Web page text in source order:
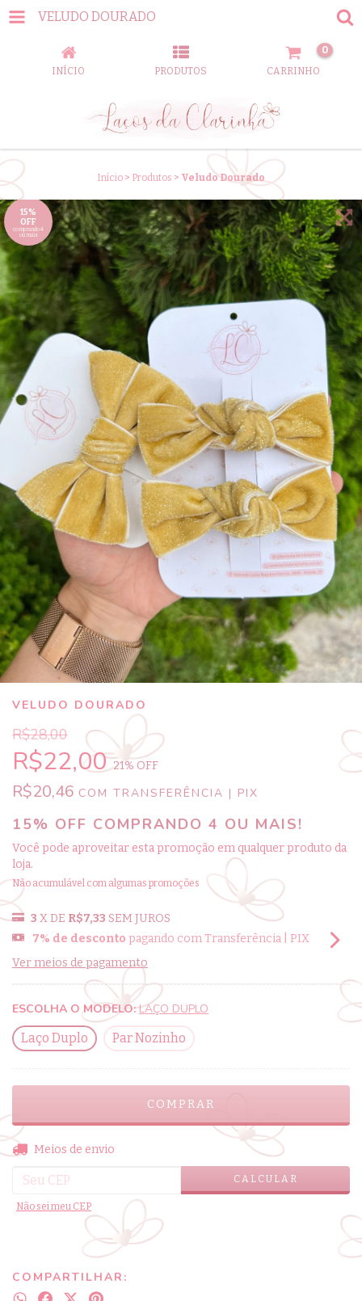
VELUDO DOURADO
INÍCIO PRODUTOS CARRINHO
0
Início > Produtos > Veludo Dourado
15%
OFF
comprando 4
ou mais
VELUDO DOURADO
R$28,00
R$22,0021% OFF
R$20,46 COM TRANSFERÊNCIA | PIX
15% OFF COMPRANDO 4 OU MAIS!
Você pode aproveitar esta promoção em qualquer produto da
loja.
Não acumulável com algumas promoções
3 X DE R$7,33 SEM JUROS
7% de desconto pagando com Transferência | PIX
Ver meios de pagamento
ESCOLHA O MODELO:LAÇO DUPLO
Laço Duplo
Par Nozinho
Entregas para o CEP: ALTERAR CEP
Meios de envio
CALCULAR
Não sei meu CEP
COMPARTILHAR: